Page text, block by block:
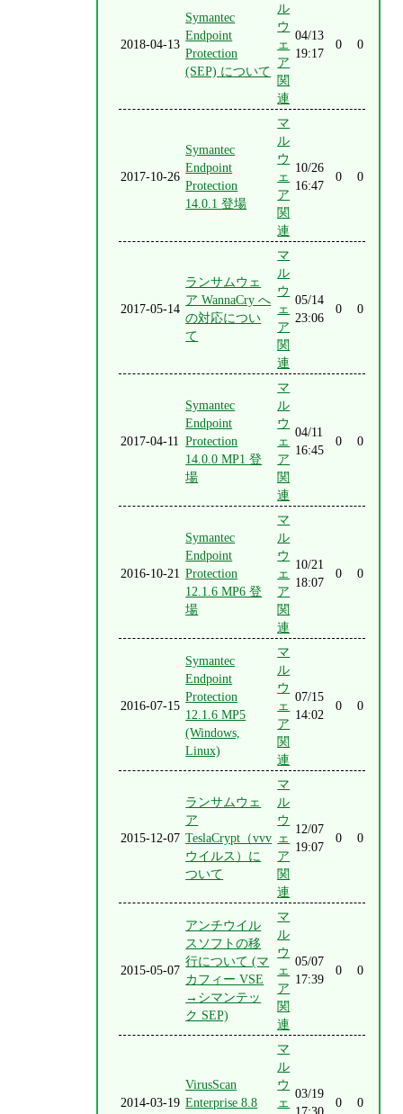
2018-04-13
Symantec
Endpoint
Protection
(SEP) について
ル
ウ
ェ
ア
関
連
04/13
19:17
0 0
2017-10-26
Symantec
Endpoint
Protection
14.0.1 登場
マ
ル
ウ
ェ
ア
関
連
10/26
16:47
0 0
2017-05-14
ランサムウェ
ア WannaCry へ
の対応につい
て
マ
ル
ウ
ェ
ア
関
連
05/14
23:06
0 0
2017-04-11
Symantec
Endpoint
Protection
14.0.0 MP1 登
場
マ
ル
ウ
ェ
ア
関
連
04/11
16:45
0 0
2016-10-21
Symantec
Endpoint
Protection
12.1.6 MP6 登
場
マ
ル
ウ
ェ
ア
関
連
10/21
18:07
0 0
2016-07-15
Symantec
Endpoint
Protection
12.1.6 MP5
(Windows,
Linux)
マ
ル
ウ
ェ
ア
関
連
07/15
14:02
0 0
2015-12-07
ランサムウェ
ア
TeslaCrypt（vvv
ウイルス）に
ついて
マ
ル
ウ
ェ
ア
関
連
12/07
19:07
0 0
2015-05-07
アンチウイル
スソフトの移
行について (マ
カフィー VSE
→シマンテッ
ク SEP)
マ
ル
ウ
ェ
ア
関
連
05/07
17:39
0 0
2014-03-19
VirusScan
Enterprise 8.8
マ
ル
ウ
ェ
03/19
0 0